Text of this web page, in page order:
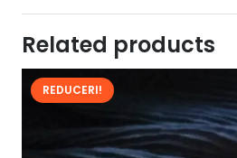
Related products
REDUCERI!